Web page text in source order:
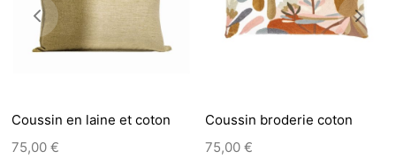
Coussin en laine et coton
75,00 €
Coussin broderie coton
75,00 €